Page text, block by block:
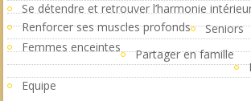
Se détendre et retrouver l’harmonie
Renforcer ses muscles profonds
Seniors
Femmes enceintes
Partager en famille
Equipe